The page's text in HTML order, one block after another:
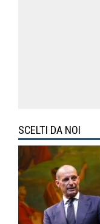
SCELTI DA NOI